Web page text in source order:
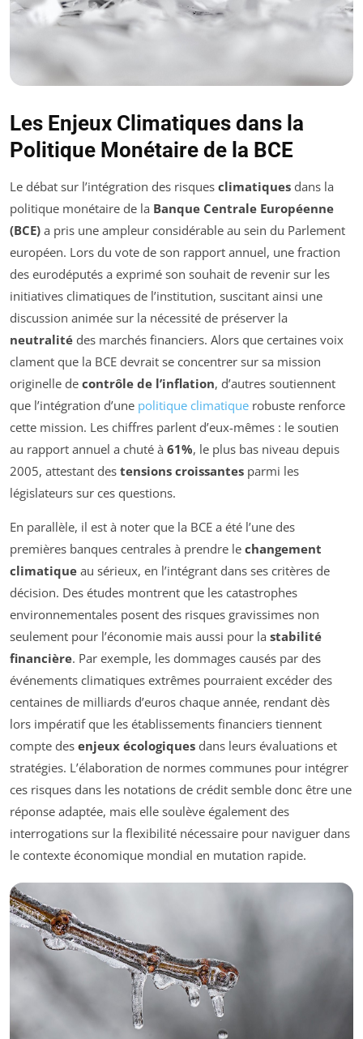
Les Enjeux Climatiques dans la
Politique Monétaire de la BCE
Le débat sur l’intégration des risques climatiques dans la
politique monétaire de la Banque Centrale Européenne
(BCE) a pris une ampleur considérable au sein du Parlement
européen. Lors du vote de son rapport annuel, une fraction
des eurodéputés a exprimé son souhait de revenir sur les
initiatives climatiques de l’institution, suscitant ainsi une
discussion animée sur la nécessité de préserver la
neutralité des marchés financiers. Alors que certaines voix
clament que la BCE devrait se concentrer sur sa mission
originelle de contrôle de l’inflation, d’autres soutiennent
que l’intégration d’une politique climatique robuste renforce
cette mission. Les chiffres parlent d’eux-mêmes : le soutien
au rapport annuel a chuté à 61%, le plus bas niveau depuis
2005, attestant des tensions croissantes parmi les
législateurs sur ces questions.
En parallèle, il est à noter que la BCE a été l’une des
premières banques centrales à prendre le changement
climatique au sérieux, en l’intégrant dans ses critères de
décision. Des études montrent que les catastrophes
environnementales posent des risques gravissimes non
seulement pour l’économie mais aussi pour la stabilité
financière. Par exemple, les dommages causés par des
événements climatiques extrêmes pourraient excéder des
centaines de milliards d’euros chaque année, rendant dès
lors impératif que les établissements financiers tiennent
compte des enjeux écologiques dans leurs évaluations et
stratégies. L’élaboration de normes communes pour intégrer
ces risques dans les notations de crédit semble donc être une
réponse adaptée, mais elle soulève également des
interrogations sur la flexibilité nécessaire pour naviguer dans
le contexte économique mondial en mutation rapide.